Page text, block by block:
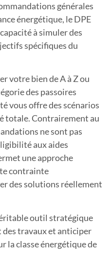
générales
énergétique, le DPE
à simuler des
spécifiques du
votre bien de A à Z ou
des passoires
vous offre des scénarios
totale. Contrairement au
ne sont pas
aux aides
une approche
contrainte
des solutions réellement
outil stratégique
travaux et anticiper
la classe énergétique de